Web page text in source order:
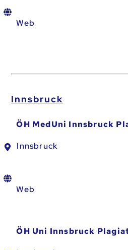
Web
Innsbruck
ÖH MedUni Innsbruck
Innsbruck
Web
ÖH Uni Innsbruck